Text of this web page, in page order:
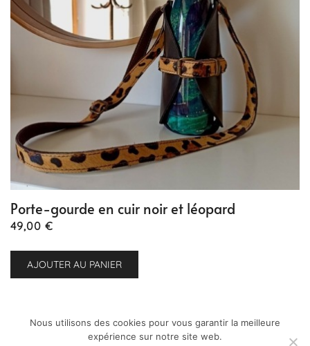
Bonne nouvelle : les frais de port sont offerts pour
Porte-gourde en cuir noir et léopard
49,00 €
AJOUTER AU PANIER
Nous utilisons des cookies pour vous garantir la meilleure
expérience sur notre site web.